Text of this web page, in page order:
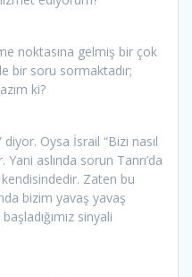
noktasına gelmiş bir çok
bir soru sormaktadır;
ki?
diyor. Oysa İsrail “Bizi nasıl
Yani aslında sorun Tanrı’da
Zaten bu
bizim yavaş yavaş
sinyali